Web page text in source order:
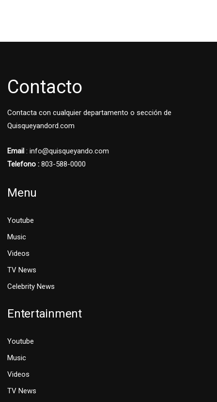
Contacto
Contacta con cualquier departamento o sección de
Quisqueyandord.com
Email : info@quisqueyando.com
Telefono : 803-588-0000
Menu
Youtube
Music
Videos
TV News
Celebrity News
Entertainment
Youtube
Music
Videos
TV News